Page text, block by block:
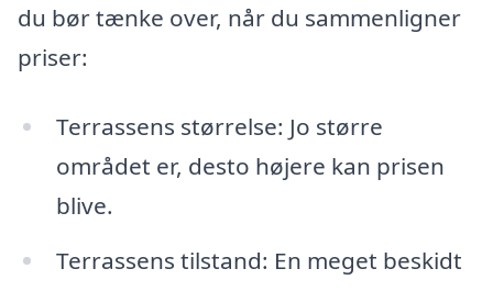
du bør tænke over, når du sammenligner
priser:
Terrassens størrelse: Jo større
området er, desto højere kan prisen
blive.
Terrassens tilstand: En meget beskidt